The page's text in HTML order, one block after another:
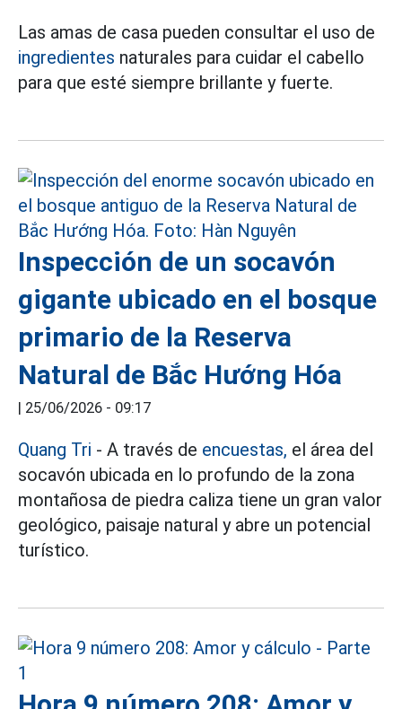
Las amas de casa pueden consultar el uso de
ingredientes naturales para cuidar el cabello
para que esté siempre brillante y fuerte.
Inspección de un socavón
gigante ubicado en el bosque
primario de la Reserva
Natural de Bắc Hướng Hóa
| 25/06/2026 - 09:17
Quang Tri - A través de encuestas, el área del
socavón ubicada en lo profundo de la zona
montañosa de piedra caliza tiene un gran valor
geológico, paisaje natural y abre un potencial
turístico.